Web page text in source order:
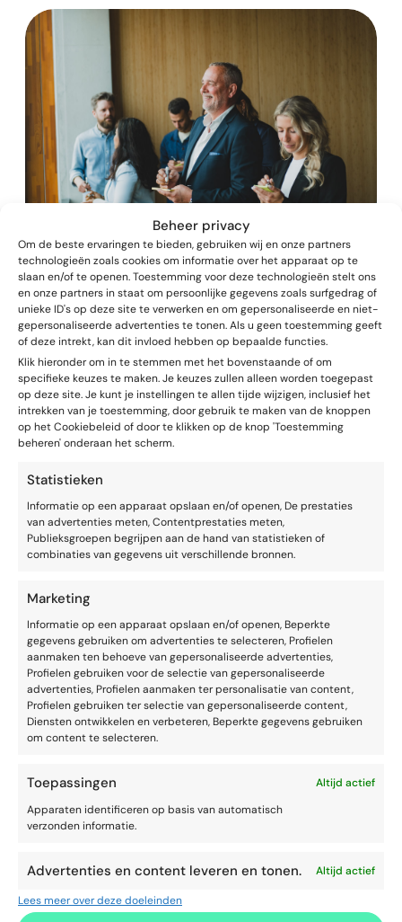
Beheer privacy
Om de beste ervaringen te bieden, gebruiken wij en onze partners
technologieën zoals cookies om informatie over het apparaat op te
slaan en/of te openen. Toestemming voor deze technologieën stelt ons
en onze partners in staat om persoonlijke gegevens zoals surfgedrag of
unieke ID's op deze site te verwerken en om gepersonaliseerde en niet-
gepersonaliseerde advertenties te tonen. Als u geen toestemming geeft
of deze intrekt, kan dit invloed hebben op bepaalde functies.
Klik hieronder om in te stemmen met het bovenstaande of om
specifieke keuzes te maken. Je keuzes zullen alleen worden toegepast
op deze site. Je kunt je instellingen te allen tijde wijzigen, inclusief het
intrekken van je toestemming, door gebruik te maken van de knoppen
op het Cookiebeleid of door te klikken op de knop 'Toestemming
beheren' onderaan het scherm.
Statistieken
Informatie op een apparaat opslaan en/of openen, De prestaties
van advertenties meten, Contentprestaties meten,
Publieksgroepen begrijpen aan de hand van statistieken of
combinaties van gegevens uit verschillende bronnen.
Marketing
Informatie op een apparaat opslaan en/of openen, Beperkte
gegevens gebruiken om advertenties te selecteren, Profielen
aanmaken ten behoeve van gepersonaliseerde advertenties,
Profielen gebruiken voor de selectie van gepersonaliseerde
advertenties, Profielen aanmaken ter personalisatie van content,
Profielen gebruiken ter selectie van gepersonaliseerde content,
Diensten ontwikkelen en verbeteren, Beperkte gegevens gebruiken
om content te selecteren.
Toepassingen
Altijd actief
Apparaten identificeren op basis van automatisch
verzonden informatie.
Advertenties en content leveren en tonen. Altijd actief
Lees meer over deze doeleinden
VAARDIGHEDEN SPREKEN EN OVERTUIGEN
Presentaties met een kop, romp en staart
Geloofwaardig presenteren
VAARDIGHEDEN SPREKEN EN OVERTUIGEN
Logos, pathos, ethos in presentaties